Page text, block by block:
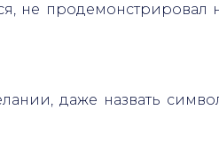
не продемонстрировал
даже назвать